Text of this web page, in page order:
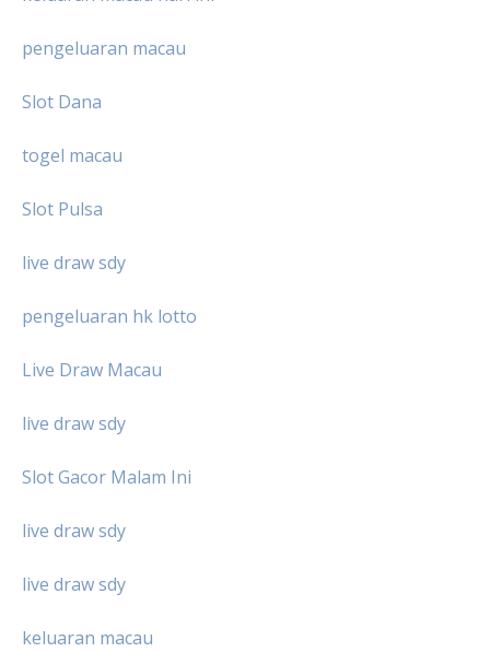
pengeluaran macau
Slot Dana
togel macau
Slot Pulsa
live draw sdy
pengeluaran hk lotto
Live Draw Macau
live draw sdy
Slot Gacor Malam Ini
live draw sdy
live draw sdy
keluaran macau